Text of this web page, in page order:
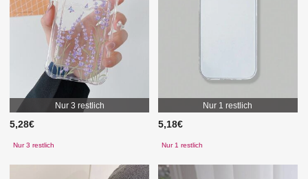
Nur 3 restlich
5,28€
Nur 3 restlich
Nur 1 restlich
5,18€
Nur 1 restlich